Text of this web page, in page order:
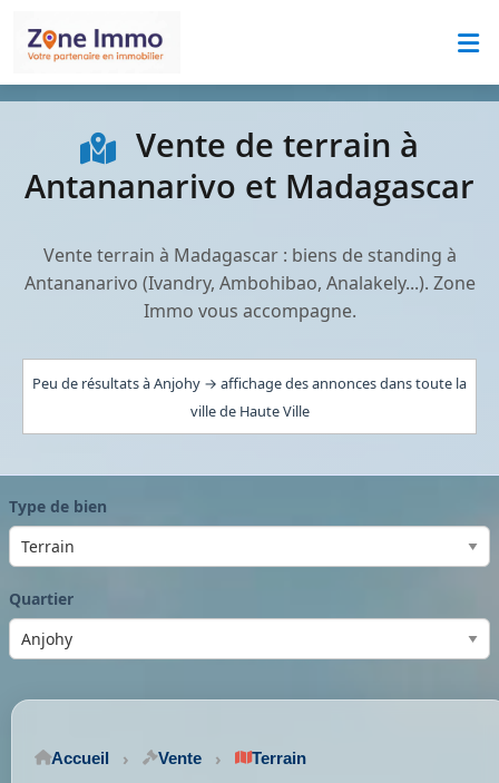
Vente de terrain à
Antananarivo et Madagascar
Vente terrain à Madagascar : biens de standing à
Antananarivo (Ivandry, Ambohibao, Analakely...). Zone
Immo vous accompagne.
Peu de résultats à Anjohy → affichage des annonces dans toute la
ville de Haute Ville
Type de bien
Quartier
Accueil Vente Terrain